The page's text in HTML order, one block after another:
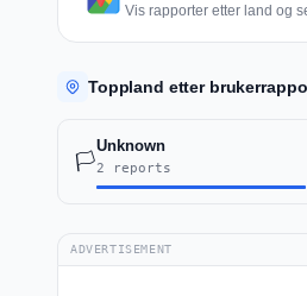
Vis rapporter etter land og
Toppland etter
🏳️
Unknown
2 reports
ADVERTISEMENT